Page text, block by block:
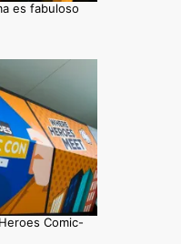
es fabuloso
Comic-